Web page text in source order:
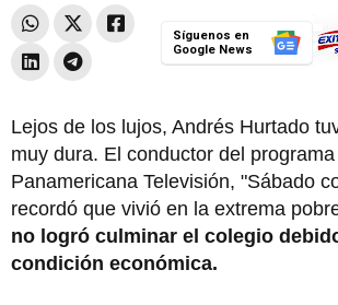
Síguenos en
Google News
Lejos de los lujos, Andrés Hurtado
muy dura. El conductor del
Panamericana Televisión, "Sábado
recordó que vivió en la extrema
no logró culminar el colegio
condición económica.